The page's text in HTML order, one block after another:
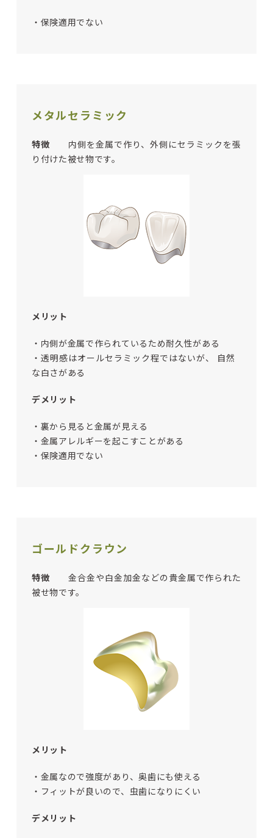
・保険適用でない
メタルセラミック
特徴
内側を金属で作り、外側にセラミックを張
り付けた被せ物です。
メリット
・内側が金属で作られているため耐久性がある
・透明感はオールセラミック程ではないが、
自然
な白さがある
デメリット
・裏から見ると金属が見える
・金属アレルギーを起こすことがある
・保険適用でない
ゴールドクラウン
特徴
金合金や白金加金などの貴金属で作られた
被せ物です。
メリット
・金属なので強度があり、奥歯にも使える
・フィットが良いので、虫歯になりにくい
デメリット